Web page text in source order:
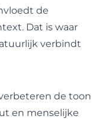
de
Dat is waar
verbindt
de toon
en menselijke